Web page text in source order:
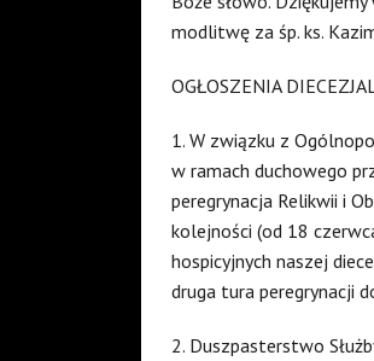
modlitwę za śp. ks.
OGŁOSZENIA
1. W związku z
w ramach duchowego
peregrynacja Relikwii i
kolejności (od 18
hospicyjnych naszej
druga tura peregrynacji
2. Duszpasterstwo